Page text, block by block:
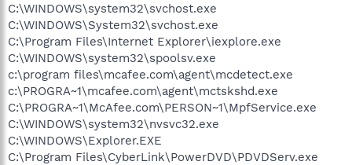
C:\WINDOWS\system32\svchost.exe
C:\WINDOWS\System32\svchost.exe
C:\Program Files\Internet Explorer\iexplore.exe
C:\WINDOWS\system32\spoolsv.exe
c:\program files\mcafee.com\agent\mcdetect.exe
c:\PROGRA~1\mcafee.com\agent\mctskshd.exe
C:\PROGRA~1\McAfee.com\PERSON~1\MpfService.exe
C:\WINDOWS\system32\nvsvc32.exe
C:\WINDOWS\Explorer.EXE
C:\Program Files\CyberLink\PowerDVD\PDVDServ.exe